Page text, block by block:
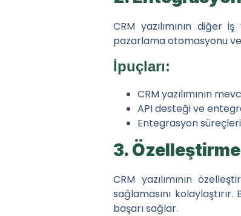
CRM yazılımının diğer
pazarlama otomasyonu
İpuçları:
CRM yazılımının
API desteği ve
Entegrasyon
3.
CRM yazılımının
sağlamasını
başarı sağlar.